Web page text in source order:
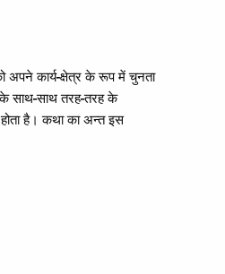
अपने कार्य-क्षेत्र के रूप में चुनता
के साथ-साथ तरह-तरह के
है। कथा का अन्त इस